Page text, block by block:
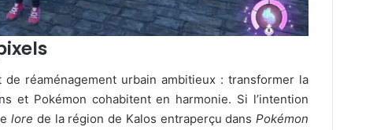
réaménagement urbain ambitieux : transformer la
et Pokémon cohabitent en harmonie. Si l’intention
lore de la région de Kalos entraperçu dansPokémon